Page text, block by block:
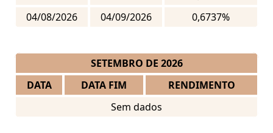
04/08/2026
04/09/2026 0,6737%
SETEMBRO DE 2026
DATA
DATA FIM
RENDIMENTO
Sem dados